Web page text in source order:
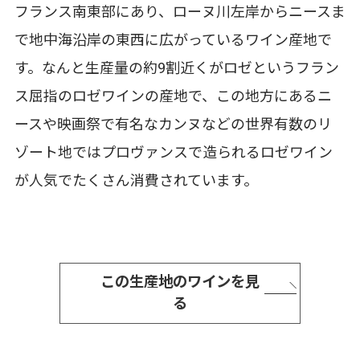
フランス南東部にあり、ローヌ川左岸からニースま
で地中海沿岸の東西に広がっているワイン産地で
す。なんと生産量の約9割近くがロゼというフラン
ス屈指のロゼワインの産地で、この地方にあるニ
ースや映画祭で有名なカンヌなどの世界有数のリ
ゾート地ではプロヴァンスで造られるロゼワイン
が人気でたくさん消費されています。
この生産地のワインを見
る